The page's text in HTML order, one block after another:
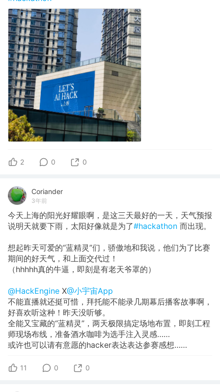
2 0 0
Coriander
3年前
今天上海的阳光好耀眼啊，是这三天最好的一天，天气预报
说明天就要下雨，太阳好像就是为了#hackathon 而出现。
想起昨天可爱的“蓝精灵”们，骄傲地和我说，他们为了比赛
期间的好天气，和上面交代过！
（hhhhh真的牛逼，即刻是有老天爷罩的）
@HackEngine X@小宇宙App
不能直播就还挺可惜，拜托能不能录几期幕后播客故事啊，
好喜欢听这种！昨天没听够。
全能又宝藏的“蓝精灵”，两天极限搞定场地布置，即刻工程
师现场布线，准备酒水咖啡为选手注入灵感……
或许也可以请有意愿的hacker表达表达参赛感想……
11 0 0